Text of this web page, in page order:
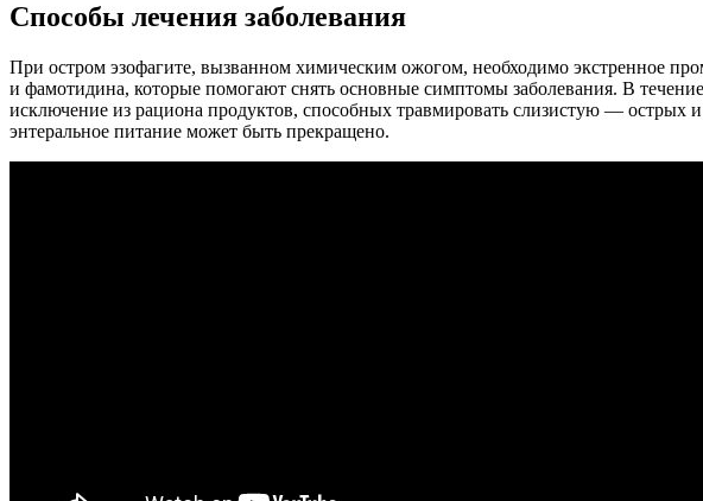
Способы лечения заболевания
При остром эзофагите, вызванном химическим ожогом, необходимо экстренное
и фамотидина, которые помогают снять основные симптомы заболевания. В
исключение из рациона продуктов, способных травмировать слизистую — острых
энтеральное питание может быть прекращено.